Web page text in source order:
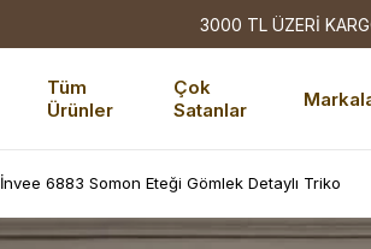
3000 TL ÜZERİ
Tüm
Ürünler
Çok
Satanlar
İnvee 6883 Somon Eteği Gömlek Detaylı Triko